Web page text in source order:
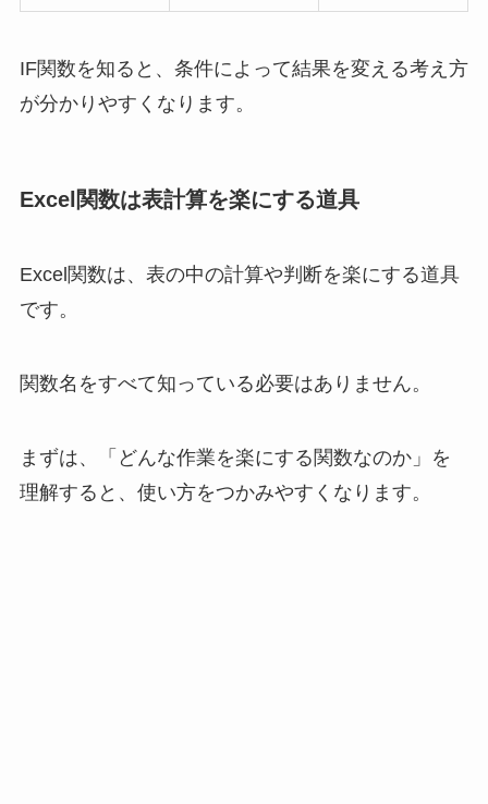
IF関数を知ると、条件によって結果を変える考え方
が分かりやすくなります。
Excel関数は表計算を楽にする道具
Excel関数は、表の中の計算や判断を楽にする道具
です。
関数名をすべて知っている必要はありません。
まずは、「どんな作業を楽にする関数なのか」を
理解すると、使い方をつかみやすくなります。